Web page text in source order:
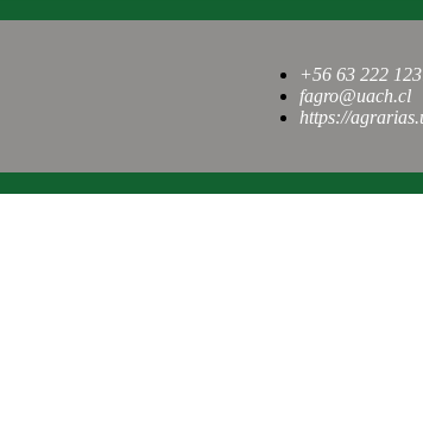
+56 63 222
fagro@uach.cl
https://